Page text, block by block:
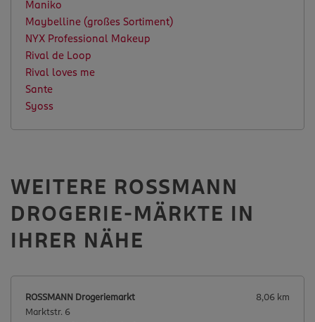
Maniko
Maybelline (großes Sortiment)
NYX Professional Makeup
Rival de Loop
Rival loves me
Sante
Syoss
WEITERE ROSSMANN
DROGERIE-MÄRKTE IN
IHRER NÄHE
8,06 km
ROSSMANN Drogeriemarkt
Marktstr. 6